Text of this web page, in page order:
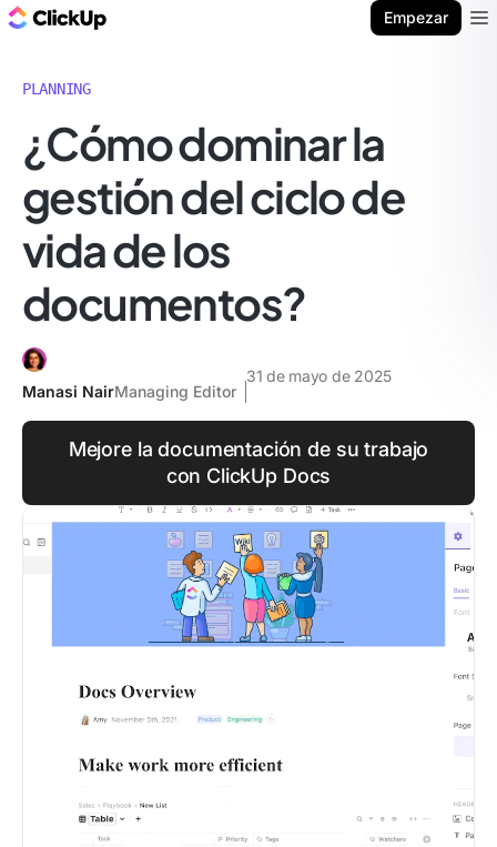
Empezar
PLANNING
¿Cómo dominar la
gestión del ciclo de
vida de los
documentos?
Manasi NairManaging Editor
31 de mayo de 2025
Mejore la documentación de su trabajo
con ClickUp Docs